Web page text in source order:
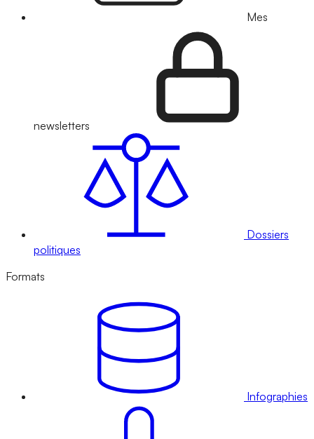
Mes
newsletters
Dossiers
politiques
Formats
Infographies